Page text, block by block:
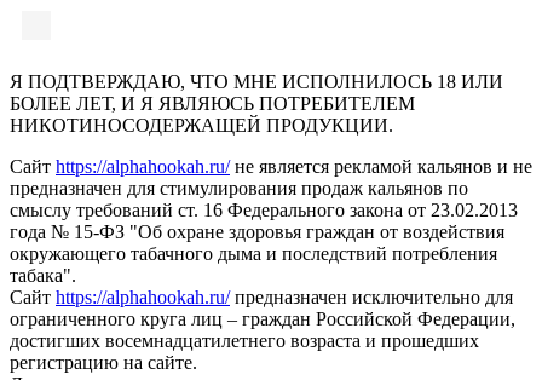
Я ПОДТВЕРЖДАЮ, ЧТО МНЕ ИСПОЛНИЛОСЬ 18 ИЛИ
БОЛЕЕ ЛЕТ, И Я ЯВЛЯЮСЬ ПОТРЕБИТЕЛЕМ
НИКОТИНОСОДЕРЖАЩЕЙ ПРОДУКЦИИ.
Сайт https://alphahookah.ru/не является рекламой кальянов и не
предназначен для стимулирования продаж кальянов по
смыслу требований ст. 16 Федерального закона от 23.02.2013
года № 15-ФЗ "Об охране здоровья граждан от воздействия
окружающего табачного дыма и последствий потребления
табака".
Сайт https://alphahookah.ru/предназначен исключительно для
ограниченного круга лиц – граждан Российской Федерации,
достигших восемнадцатилетнего возраста и прошедших
регистрацию на сайте.